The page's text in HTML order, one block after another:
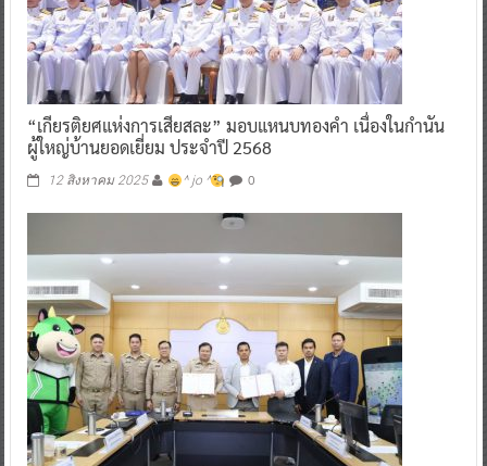
“เกียรติยศแห่งการเสียสละ” มอบแหนบทองคำ เนื่องในกำนัน
ผู้ใหญ่บ้านยอดเยี่ยม ประจำปี 2568
12 สิงหาคม 2025 ^ jo ^ 0